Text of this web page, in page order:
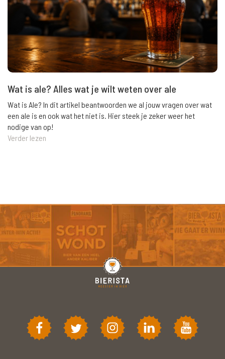
Wat is ale? Alles wat je wilt weten over ale
Wat is Ale? In dit artikel beantwoorden we al jouw vragen over wat
een ale is en ook wat het niet is. Hier steek je zeker weer het
nodige van op!
Verder lezen